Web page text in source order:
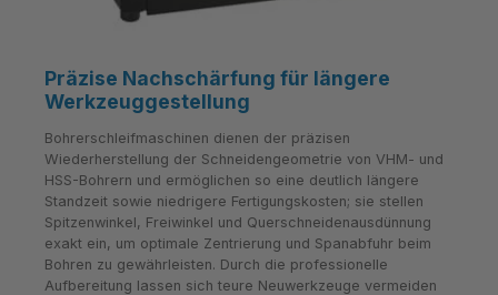
Präzise Nachschärfung für längere
Werkzeuggestellung
Bohrerschleifmaschinen dienen der präzisen
Wiederherstellung der Schneidengeometrie von VHM- und
HSS-Bohrern und ermöglichen so eine deutlich längere
Standzeit sowie niedrigere Fertigungskosten; sie stellen
Spitzenwinkel, Freiwinkel und Querschneidenausdünnung
exakt ein, um optimale Zentrierung und Spanabfuhr beim
Bohren zu gewährleisten. Durch die professionelle
Aufbereitung lassen sich teure Neuwerkzeuge vermeiden